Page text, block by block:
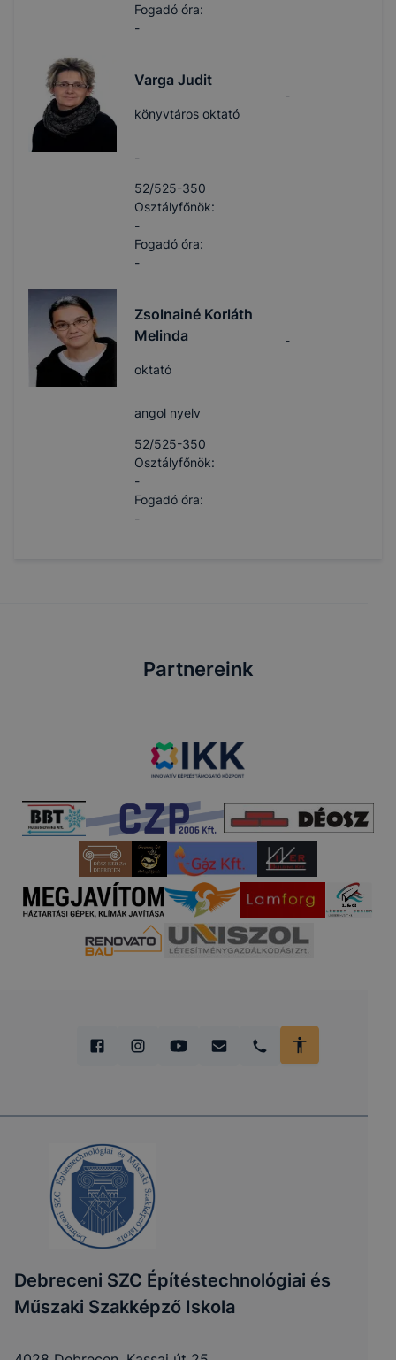
Fogadó óra:
-
Varga Judit
könyvtáros oktató
-
-
52/525-350
Osztályfőnök:
-
Fogadó óra:
-
Zsolnainé Korláth
Melinda
oktató
angol nyelv
-
52/525-350
Osztályfőnök:
-
Fogadó óra:
-
Partnereink
Debreceni SZC Építéstechnológiai és
Műszaki Szakképző Iskola